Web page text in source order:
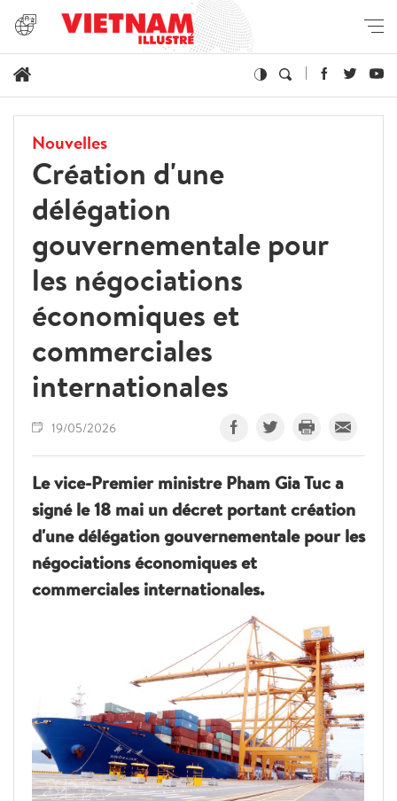
Nouvelles
Création d'une
délégation
gouvernementale pour
les négociations
économiques et
commerciales
internationales
19/05/2026
Le vice-Premier ministre Pham Gia Tuc a
signé le 18 mai un décret portant création
d'une délégation gouvernementale pour les
négociations économiques et
commerciales internationales.